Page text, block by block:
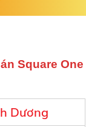
Square One
Dương